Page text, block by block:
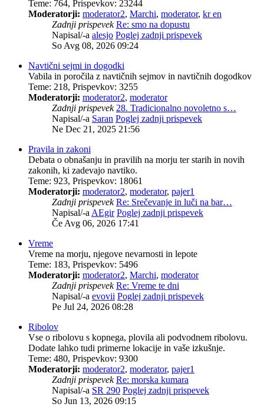
Teme: 764, Prispevkov: 23244
Moderatorji: moderator2, Marchi, moderator, kr en
Zadnji prispevek Re: smo na dopustu
Napisal/-a alesjo Poglej zadnji prispevek
So Avg 08, 2026 09:24
Navtični sejmi in dogodki
Vabila in poročila z navtičnih sejmov in navtičnih dogodkov
Teme: 218, Prispevkov: 3255
Moderatorji: moderator2, moderator
Zadnji prispevek 28. Tradicionalno novoletno s…
Napisal/-a Saran Poglej zadnji prispevek
Ne Dec 21, 2025 21:56
Pravila in zakoni
Debata o obnašanju in pravilih na morju ter starih in novih
zakonih, ki zadevajo navtiko.
Teme: 923, Prispevkov: 18061
Moderatorji: moderator2, moderator, pajer1
Zadnji prispevek Re: Srečevanje in luči na bar…
Napisal/-a AEgir Poglej zadnji prispevek
Če Avg 06, 2026 17:41
Vreme
Vreme na morju, njegove nevarnosti in lepote
Teme: 183, Prispevkov: 5496
Moderatorji: moderator2, Marchi, moderator
Zadnji prispevek Re: Vreme te dni
Napisal/-a evovii Poglej zadnji prispevek
Pe Jul 24, 2026 08:28
Ribolov
Vse o ribolovu s kopnega, plovila ali podvodnem ribolovu.
Dodate lahko tudi primerne lokacije in vaše izkušnje.
Teme: 480, Prispevkov: 9300
Moderatorji: moderator2, moderator, pajer1
Zadnji prispevek Re: morska kumara
Napisal/-a SR 290 Poglej zadnji prispevek
So Jun 13, 2026 09:15